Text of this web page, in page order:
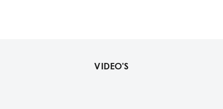
VIDEO'S